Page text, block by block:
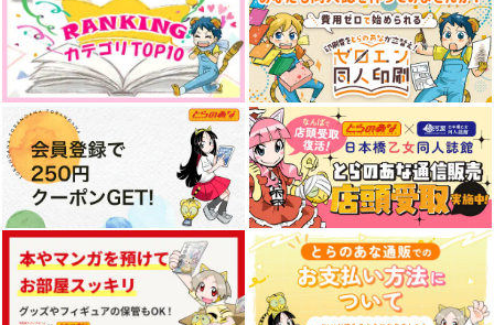
なんかもうあーあって感じ。2 特装
版
僕の愛しいよなさん
エンドロールは地獄まで 2 嘘つきなキスで今日もバイバイ
好きとおかえり 25時、赤坂で 6
春夏秋冬代行者 春の舞 黄泉のツガイ